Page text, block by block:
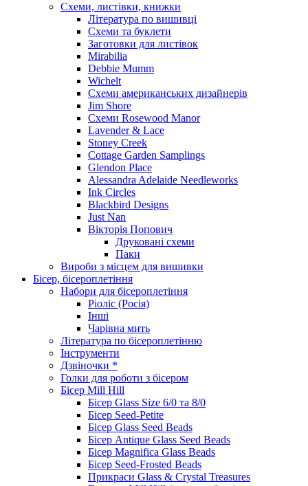
Схеми, листівки, книжки
Література по вишивці
Схеми та буклети
Заготовки для листівок
Mirabilia
Debbie Mumm
Wichelt
Схеми американських дизайнерів
Jim Shore
Cхеми Rosewood Manor
Lavender & Lace
Stoney Creek
Cottage Garden Samplings
Glendon Place
Alessandra Adelaide Needleworks
Ink Circles
Blackbird Designs
Just Nan
Вікторія Попович
Друковані схеми
Паки
Вироби з місцем для вишивки
Бісер, бісероплетіння
Набори для бісероплетіння
Ріоліс (Росія)
Інші
Чарівна мить
Література по бісероплетінню
Інструменти
Дзвіночки *
Голки для роботи з бісером
Бісер Mill Hill
Бісер Glass Size 6/0 та 8/0
Бісер Seed-Petite
Бісер Glass Seed Beads
Бісер Antique Glass Seed Beads
Бісер Magnifica Glass Beads
Бісер Seed-Frosted Beads
Прикраси Glass & Crystal Treasures